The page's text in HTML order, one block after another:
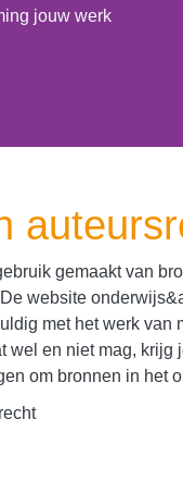
jouw werk
gemaakt van
website
met het werk van
wel en niet mag, krijg
om bronnen in het